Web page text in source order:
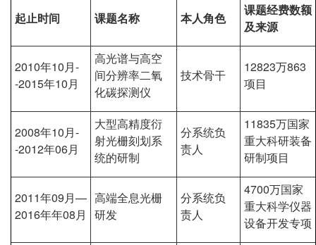
起止时间 课题名称 本人角色
课题经费数额
及来源
2010年10月-
-2015年10月
高光谱与高空
间分辨率二氧
化碳探测仪
技术骨干
12823万863
项目
2008年10月-
-2012年06月
大型高精度衍
射光栅刻划系
统的研制
分系统负
责人
11835万国家
重大科研装备
研制项目
2011年09月—
2016年年08月
高端全息光栅
研发
分系统负
责人
4700万国家
重大科学仪器
设备开发专项